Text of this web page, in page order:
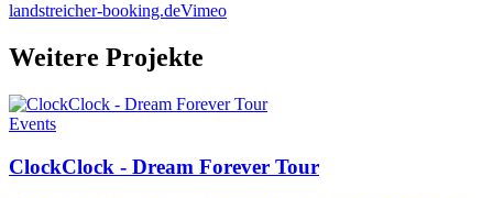
landstreicher-booking.deVimeo
Weitere Projekte
Events
ClockClock - Dream Forever Tour